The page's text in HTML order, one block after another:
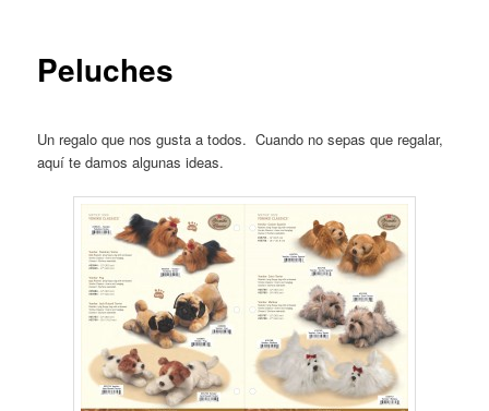
Peluches
Un regalo que nos gusta a todos. Cuando no sepas que regalar,
aquí te damos algunas ideas.